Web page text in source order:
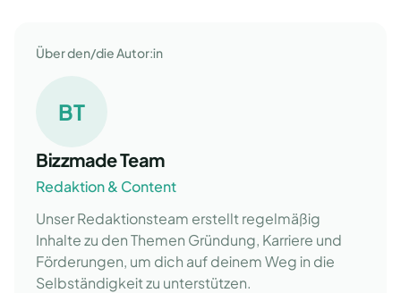
Über den/die Autor:in
BT
Bizzmade Team
Redaktion & Content
Unser Redaktionsteam erstellt regelmäßig
Inhalte zu den Themen Gründung, Karriere und
Förderungen, um dich auf deinem Weg in die
Selbständigkeit zu unterstützen.